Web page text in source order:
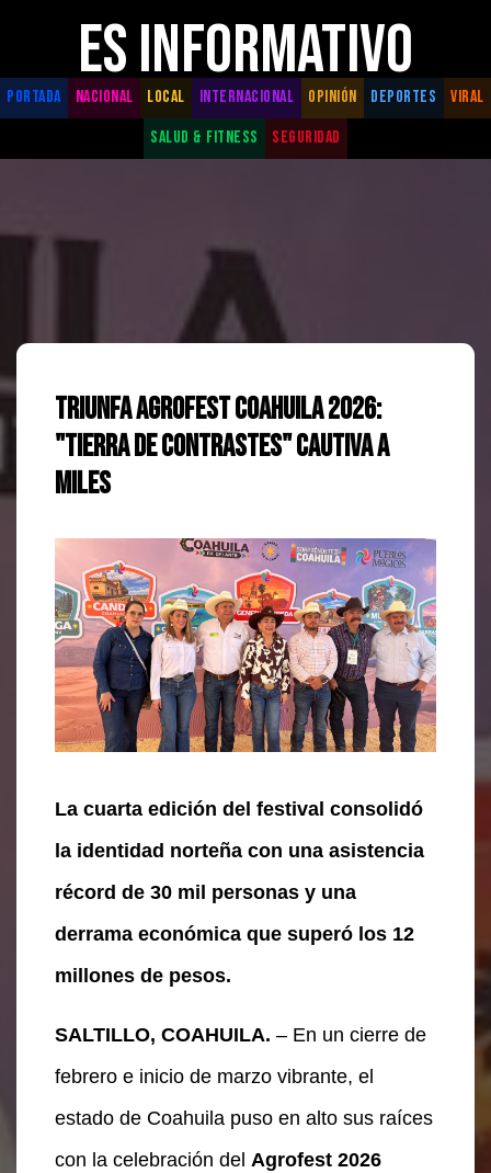
ES INFORMATIVO
PORTADA NACIONAL LOCAL INTERNACIONAL OPINIÓN DEPORTES
VIRAL
SALUD & FITNESS
SEGURIDAD
Triunfa Agrofest Coahuila 2026:
"Tierra de Contrastes" cautiva a
miles
La cuarta edición del festival consolidó
la identidad norteña con una asistencia
récord de 30 mil personas y una
derrama económica que superó los 12
millones de pesos.
SALTILLO, COAHUILA. – En un cierre de
febrero e inicio de marzo vibrante, el
estado de Coahuila puso en alto sus raíces
con la celebración del Agrofest 2026